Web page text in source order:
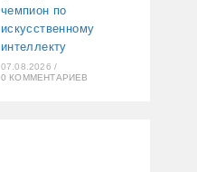
чемпион по
искусственному
интеллекту
07.08.2026 /
0 КОММЕНТАРИЕВ